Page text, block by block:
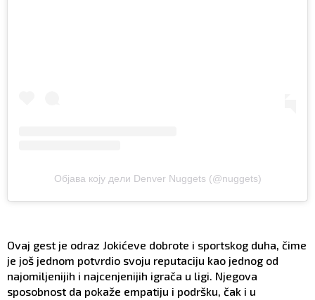
Објава коју дели Denver Nuggets (@nuggets)
Ovaj gest je odraz Jokićeve dobrote i sportskog duha, čime
je još jednom potvrdio svoju reputaciju kao jednog od
najomiljenijih i najcenjenijih igrača u ligi. Njegova
sposobnost da pokaže empatiju i podršku, čak i u